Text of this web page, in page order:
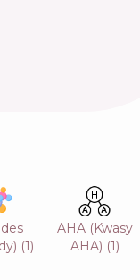
(1)
AHA (Kwasy
AHA) (1)